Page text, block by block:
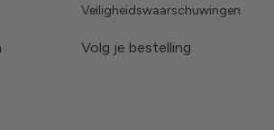
Veiligheidswaarschuwingen
Volg je bestelling